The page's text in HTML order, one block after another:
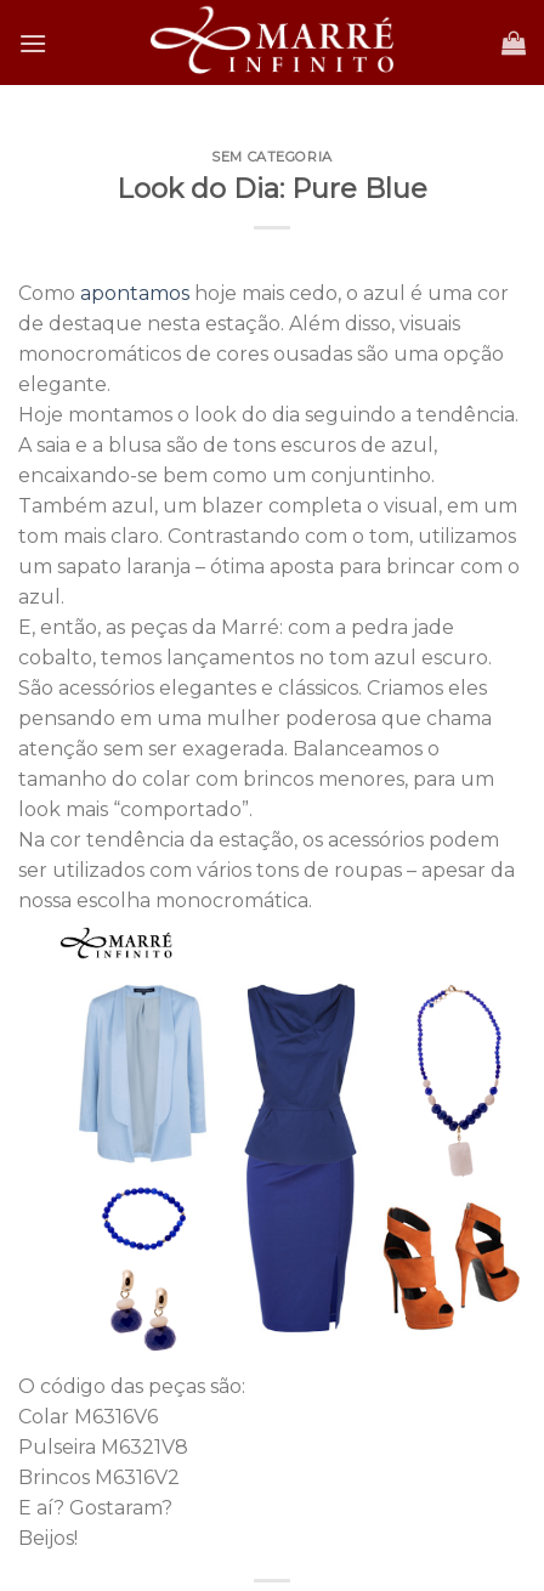
SEM CATEGORIA
Look do Dia: Pure Blue
Como apontamos hoje mais cedo, o azul é uma cor
de destaque nesta estação. Além disso, visuais
monocromáticos de cores ousadas são uma opção
elegante.
Hoje montamos o look do dia seguindo a tendência.
A saia e a blusa são de tons escuros de azul,
encaixando-se bem como um conjuntinho.
Também azul, um blazer completa o visual, em um
tom mais claro. Contrastando com o tom, utilizamos
um sapato laranja – ótima aposta para brincar com o
azul.
E, então, as peças da Marré: com a pedra jade
cobalto, temos lançamentos no tom azul escuro.
São acessórios elegantes e clássicos. Criamos eles
pensando em uma mulher poderosa que chama
atenção sem ser exagerada. Balanceamos o
tamanho do colar com brincos menores, para um
look mais “comportado”.
Na cor tendência da estação, os acessórios podem
ser utilizados com vários tons de roupas – apesar da
nossa escolha monocromática.
O código das peças são:
Colar M6316V6
Pulseira M6321V8
Brincos M6316V2
E aí? Gostaram?
Beijos!